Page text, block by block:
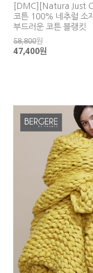
[DMC][Natura Just
코튼 100% 네추럴 소
부드러운 코튼 블랭킷
58,800원
47,400원